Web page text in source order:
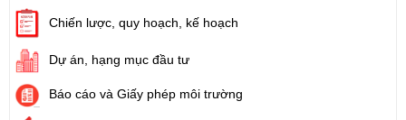
Chiến lược, quy hoạch, kế hoạch
Dự án, hạng mục đầu tư
Báo cáo và Giấy phép môi trường